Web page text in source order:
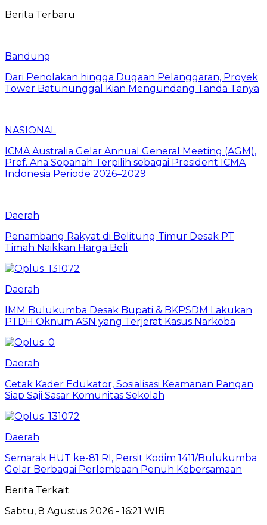
Berita Terbaru
Bandung
Dari Penolakan hingga Dugaan Pelanggaran, Proyek
Tower Batununggal Kian Mengundang Tanda Tanya
NASIONAL
ICMA Australia Gelar Annual General Meeting (AGM),
Prof. Ana Sopanah Terpilih sebagai President ICMA
Indonesia Periode 2026–2029
Daerah
Penambang Rakyat di Belitung Timur Desak PT
Timah Naikkan Harga Beli
Daerah
IMM Bulukumba Desak Bupati & BKPSDM Lakukan
PTDH Oknum ASN yang Terjerat Kasus Narkoba
Daerah
Cetak Kader Edukator, Sosialisasi Keamanan Pangan
Siap Saji Sasar Komunitas Sekolah
Daerah
Semarak HUT ke-81 RI, Persit Kodim 1411/Bulukumba
Gelar Berbagai Perlombaan Penuh Kebersamaan
Berita Terkait
Sabtu, 8 Agustus 2026 - 16:21 WIB